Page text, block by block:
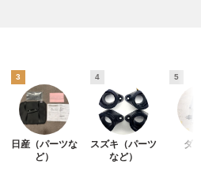
3
日産（パーツな
ど）
4
スズキ（パーツ
など）
5
ダ